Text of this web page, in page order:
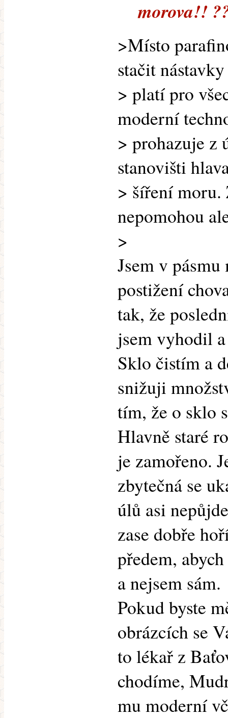
morova!!
>Místo
stačit
> platí pro
moderní
> prohazuje z
stanovišti
> šíření moru.
nepomohou
>
Jsem v
postižení
tak, že
jsem vyhodil
Sklo čistím a
snižuji
tím, že o sklo
Hlavně staré
je zamořeno.
zbytečná se
úlů asi
zase dobře
předem,
a nejsem sám.
Pokud byste
obrázcích se
to lékař z
chodíme,
mu moderní